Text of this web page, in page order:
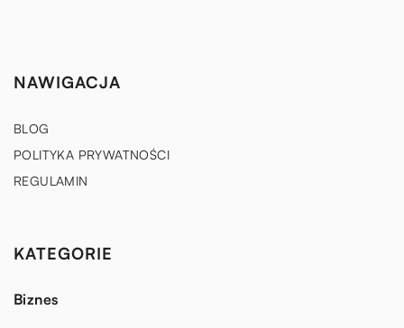
NAWIGACJA
BLOG
POLITYKA PRYWATNOŚCI
REGULAMIN
KATEGORIE
Biznes